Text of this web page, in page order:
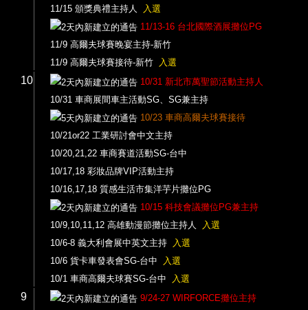
11/15 頒獎典禮主持人
入選
11/13-16 台北國際酒展攤位PG
11/9 高爾夫球賽晚宴主持-新竹
11/9 高爾夫球賽接待-新竹
入選
10
10/31 新北市萬聖節活動主持人
10/31 車商展間車主活動SG、SG兼主持
10/23 車商高爾夫球賽接待
10/21or22 工業研討會中文主持
10/20,21,22 車商賽道活動SG-台中
10/17,18 彩妝品牌VIP活動主持
10/16,17,18 質感生活市集洋芋片攤位PG
10/15 科技會議攤位PG兼主持
10/9,10,11,12 高雄動漫節攤位主持人
入選
10/6-8 義大利會展中英文主持
入選
10/6 貨卡車發表會SG-台中
入選
10/1 車商高爾夫球賽SG-台中
入選
9
9/24-27 WIRFORCE攤位主持